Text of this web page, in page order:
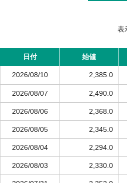
表
日付 始値
2026/08/10 2,385.0
2026/08/07 2,490.0
2026/08/06 2,368.0
2026/08/05 2,345.0
2026/08/04 2,294.0
2026/08/03 2,330.0